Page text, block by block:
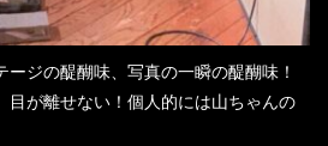
ジの醍醐味、写真の一瞬の醍醐味！
目が離せない！個人的には山ちゃんの